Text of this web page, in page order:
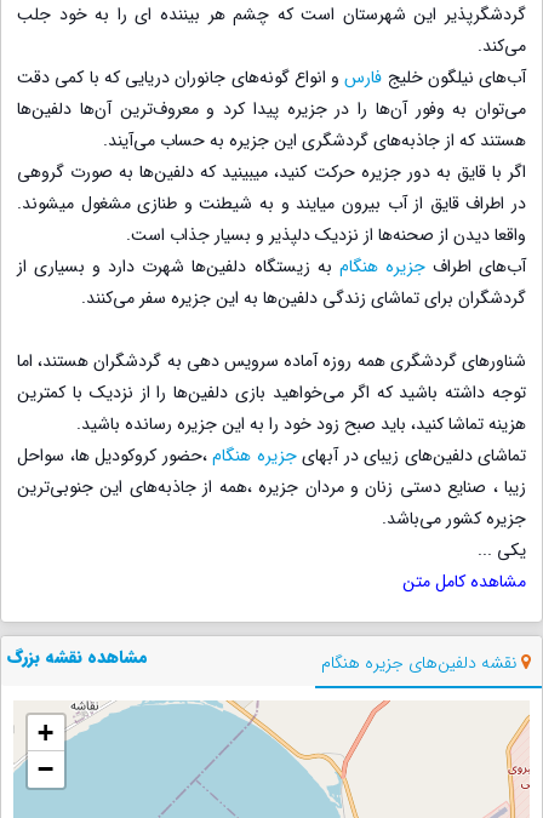
گردشگرپذیر این شهرستان است که چشم هر بیننده ای را به خود جلب
می‌کند.
آب‌های نیلگون خلیج فارسو انواع گونه‌های جانوران دریایی که با کمی دقت
می‌توان به وفور آن‌ها را در جزیره پیدا کرد و معروف‌ترین آن‌ها دلفین‌ها
هستند که از جاذبه‌های گردشگری این جزیره به حساب می‌آیند.
اگر با قایق به دور جزیره حرکت کنید، میبینید که دلفین‌ها به صورت گروهی
در اطراف قایق از آب بیرون میایند و به شیطنت و طنازی مشغول میشوند.
واقعا دیدن از صحنه‌ها از نزدیک دلپذیر و بسیار جذاب است.
آب‌های اطرافجزیره هنگام به زیستگاه دلفین‌ها شهرت دارد و بسیاری از
گردشگران برای تماشای زندگی دلفین‌ها به این جزیره سفر می‌کنند.
شناورهای گردشگری همه روزه آماده سرویس دهی به گردشگران هستند، اما
توجه داشته باشید که اگر می‌خواهید بازی دلفین‌ها را از نزدیک با کمترین
هزینه تماشا کنید، باید صبح زود خود را به این جزیره رسانده باشید.
تماشای دلفین‌های زیبای در آبهایجزیره هنگام،حضور کروکودیل ها، سواحل
زیبا ، صنایع دستی زنان و مردان جزیره ،همه از جاذبه‌های این جنوبی‌ترین
جزیره کشور می‌باشد.
یکی ...
مشاهده کامل متن
نقشه دلفین‌های جزیره هنگام مشاهده نقشه بزرگ
+
−